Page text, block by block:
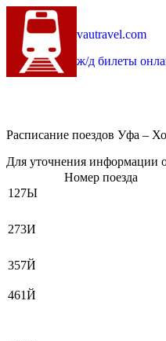
vautravel.com
ж/д билеты
Расписание поездов Уфа –
Для уточнения информации
Номер поезда
127Ы
273И
357Й
461Й